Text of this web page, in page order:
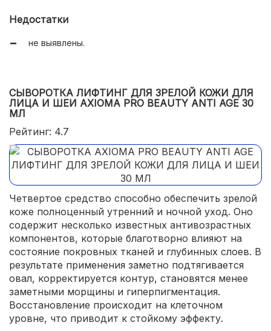
Недостатки
не выявлены.
СЫВОРОТКА ЛИФТИНГ ДЛЯ ЗРЕЛОЙ КОЖИ ДЛЯ
ЛИЦА И ШЕИ AXIOMA PRO BEAUTY ANTI AGE 30
МЛ
Рейтинг: 4.7
Четвертое средство способно обеспечить зрелой
коже полноценный утренний и ночной уход. Оно
содержит несколько известных антивозрастных
компонентов, которые благотворно влияют на
состояние покровных тканей и глубинных слоев. В
результате применения заметно подтягивается
овал, корректируется контур, становятся менее
заметными морщины и гиперпигментация.
Восстановление происходит на клеточном
уровне, что приводит к стойкому эффекту.